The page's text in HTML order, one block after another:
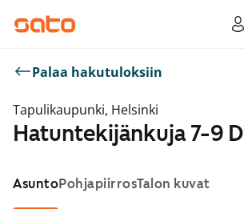
Palaa hakutuloksiin
Tapulikaupunki, Helsinki
Hatuntekijänkuja 7-9 D
AsuntoPohjapiirrosTalon kuvat